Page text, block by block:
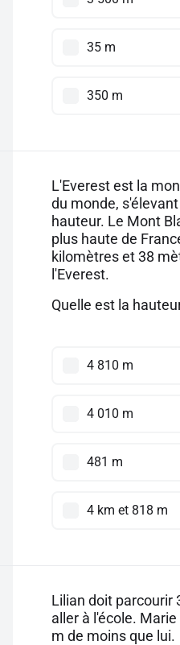
35 m
350 m
L'Everest est la
du monde,
hauteur. Le Mont
plus haute de
kilomètres et 38
l'Everest.
Quelle est la
4 810 m
4 010 m
481 m
4 km et 818 m
Lilian doit parcourir
aller à l'école.
m de moins que lui.